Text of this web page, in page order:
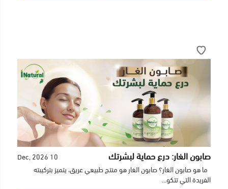
صابون الغار: درع حماية لبشرتك
10 Dec, 2026
ما هو صابون الغار؟ صابون الغار هو منتج طبيعي عريق، يتميز بتركيبته
الفريدة التي تتكو...